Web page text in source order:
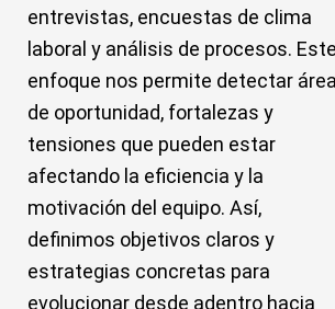
entrevistas, encuestas de clima
laboral y análisis de procesos. Este
enfoque nos permite detectar
de oportunidad, fortalezas y
tensiones que pueden estar
afectando la eficiencia y la
motivación del equipo. Así,
definimos objetivos claros y
estrategias concretas para
evolucionar desde adentro hacia